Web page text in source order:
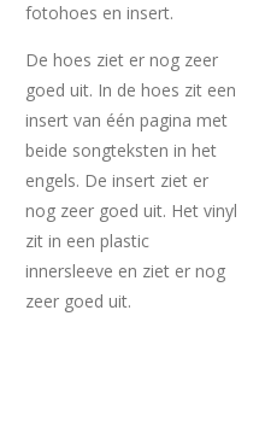
fotohoes en insert.
De hoes ziet er nog zeer
goed uit. In de hoes zit een
insert van één pagina met
beide songteksten in het
engels. De insert ziet er
nog zeer goed uit. Het vinyl
zit in een plastic
innersleeve en ziet er nog
zeer goed uit.